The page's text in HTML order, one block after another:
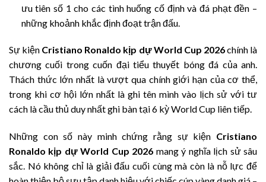
ưu tiên số 1 cho các tình huống cố định và đá phạt đền –
những khoảnh khắc định đoạt trận đấu.
Sự kiện Cristiano Ronaldo kịp dự World Cup 2026chính là
chương cuối trong cuốn đại tiểu thuyết bóng đá của anh.
Thách thức lớn nhất là vượt qua chính giới hạn của cơ thể,
trong khi cơ hội lớn nhất là ghi tên mình vào lịch sử với tư
cách là cầu thủ duy nhất ghi bàn tại 6 kỳ World Cup liên tiếp.
Những con số này minh chứng rằng sự kiện Cristiano
Ronaldo kịp dự World Cup 2026 mang ý nghĩa lịch sử sâu
sắc. Nó không chỉ là giải đấu cuối cùng mà còn là nỗ lực để